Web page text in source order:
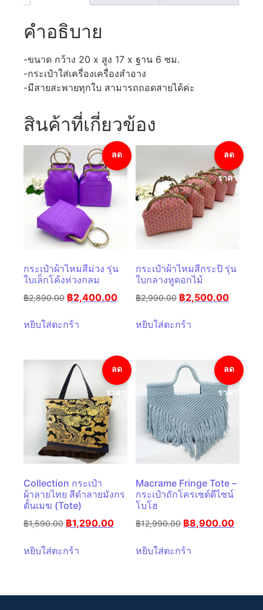
คำอธิบาย
-ขนาด กว้าง 20 x สูง 17 x ฐาน 6 ซม.
-กระเป๋าใส่เครื่องเครื่องสำอาง
-มีสายสะพายทุกใบ สามารถถอดสายได้ค่ะ
สินค้าที่เกี่ยวข้อง
ลด
ราคา!
กระเป๋าผ้าไหมสีม่วง รุ่น
ใบเล็กโค้งห่วงกลม
฿2,890.00 ฿2,400.00
หยิบใส่ตะกร้า
ลด
ราคา!
กระเป๋าผ้าไหมสีกระปิ รุ่น
ใบกลางหูดอกไม้
฿2,990.00 ฿2,500.00
หยิบใส่ตะกร้า
ลด
ราคา!
Collection กระเป๋า
ผ้าลายไทย สีดำลายมังกร
ดั้นเมฆ (Tote)
฿1,590.00 ฿1,290.00
หยิบใส่ตะกร้า
ลด
ราคา!
Macrame Fringe Tote –
กระเป๋าถักโครเชต์ดีไซน์
โบโฮ
฿12,990.00 ฿8,900.00
หยิบใส่ตะกร้า